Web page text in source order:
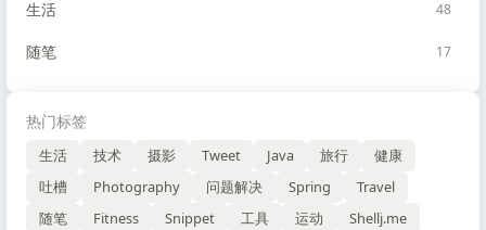
生活 48
随笔 17
热门标签
生活 技术 摄影 Tweet Java 旅行
健康
吐槽
Photography 问题解决 Spring
Travel
随笔
Fitness Snippet 工具 运动
Shellj.me